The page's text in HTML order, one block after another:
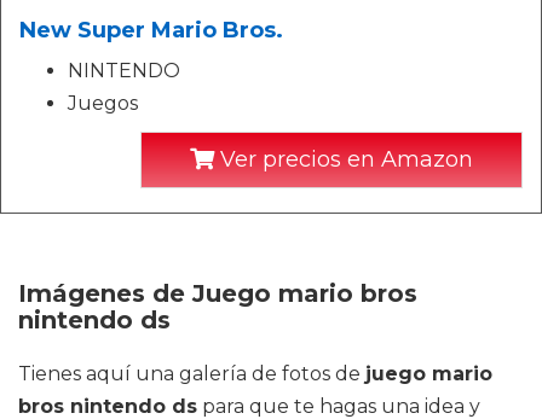
New Super Mario Bros.
NINTENDO
Juegos
Ver precios en Amazon
Imágenes de Juego mario bros
nintendo ds
Tienes aquí una galería de fotos de juego mario
bros nintendo ds para que te hagas una idea y